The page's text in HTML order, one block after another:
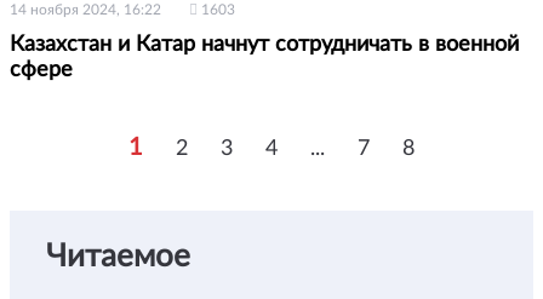
14 ноября 2024, 16:22 1603
Казахстан и Катар начнут сотрудничать в военной
сфере
1 2 3 4 ... 7 8
Читаемое